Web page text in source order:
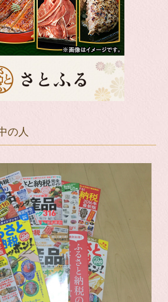
の人